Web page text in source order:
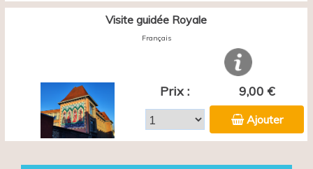
Visite guidée Royale
Français
Prix : 9,00 €
Ajouter